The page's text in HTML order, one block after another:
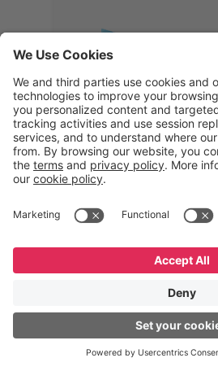
Memphis
Eduardo Ribeiro
CEO
uma solução 360°,
logística reversa.
verificar, analisar,
reintegrar